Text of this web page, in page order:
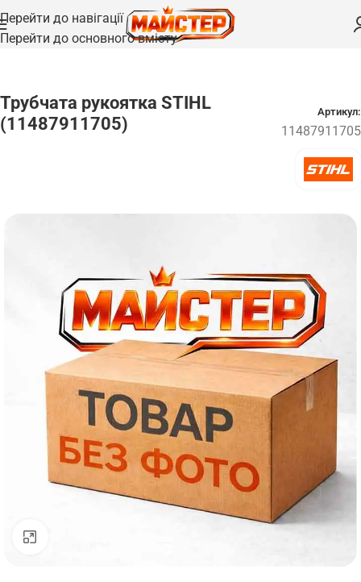
Перейти до навігації
Перейти до основного вмісту
Головна /Запчастини
Трубчата рукоятка STIHL
(11487911705)
Артикул:
11487911705